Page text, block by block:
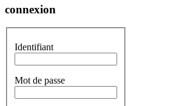
connexion
Identifiant
Mot de passe